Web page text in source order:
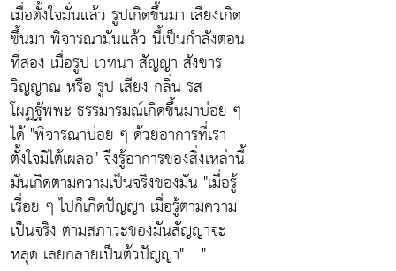
เมื่อตั้งใจมั่นแล้ว รูปเกิดขึ้นมา เสียงเกิด
ขึ้นมา พิจารณามันแล้ว นี้เป็นกำลังตอน
ที่สอง เมื่อรูป เวทนา สัญญา สังขาร
วิญญาณ หรือ รูป เสียง กลิ่น รส
โผฏฐัพพะ ธรรมารมณ์เกิดขึ้นมาบ่อย ๆ
ได้"พิจารณาบ่อย ๆ ด้วยอาการที่เรา
ตั้งใจมิไต้เผลอ"จึงรู้อาการของสิ่งเหล่านี้
มันเกิดตามความเป็นจริงของมัน "เมื่อรู้
เรื่อย ๆ ไปก็เกิดปัญญา เมื่อรู้ตามความ
เป็นจริง ตามสภาวะของมันสัญญาจะ
หลุด เลยกลายเป็นต้วปัญญา" .. "